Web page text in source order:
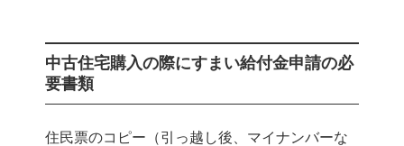
中古住宅購入の際にすまい給付金申請の必
要書類
住民票のコピー（引っ越し後、マイナンバーな